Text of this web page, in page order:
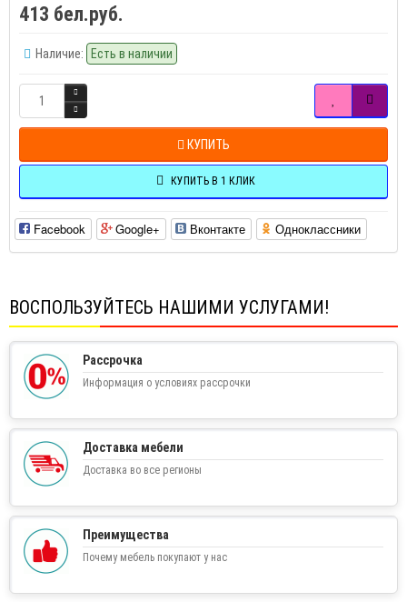
413 бел.руб.
Наличие: Есть в наличии
КУПИТЬ
КУПИТЬ В 1 КЛИК
Facebook Google+ Вконтакте Одноклассники
ВОСПОЛЬЗУЙТЕСЬ НАШИМИ УСЛУГАМИ!
Рассрочка
Информация о условиях рассрочки
Доставка мебели
Доставка во все регионы
Преимущества
Почему мебель покупают у нас